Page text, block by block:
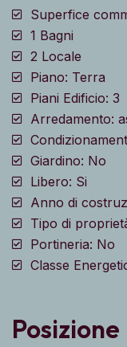
Superfice
1 Bagni
2 Locale
Piano: Terra
Piani Edificio: 3
Arredamento:
Giardino: No
Libero: Si
Anno di
Tipo di
Portineria: No
Classe
Posizione